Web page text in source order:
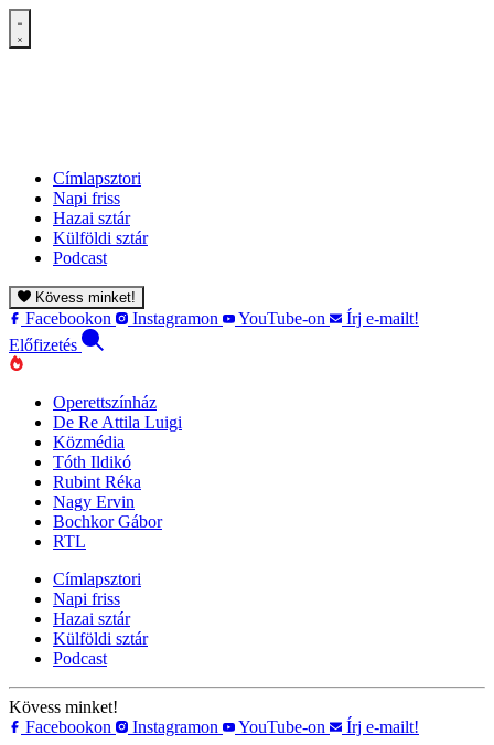
Címlapsztori
Napi friss
Hazai sztár
Külföldi sztár
Podcast
Kövess minket!
Facebookon Instagramon YouTube-on
Írj e-mailt!
Előfizetés
Operettszínház
De Re Attila Luigi
Közmédia
Tóth Ildikó
Rubint Réka
Nagy Ervin
Bochkor Gábor
RTL
Címlapsztori
Napi friss
Hazai sztár
Külföldi sztár
Podcast
Kövess minket!
Facebookon
Instagramon YouTube-on Írj e-mailt!